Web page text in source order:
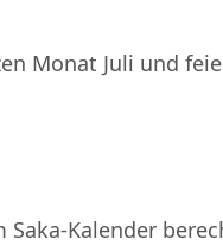
Monat Juli und
Saka-Kalender